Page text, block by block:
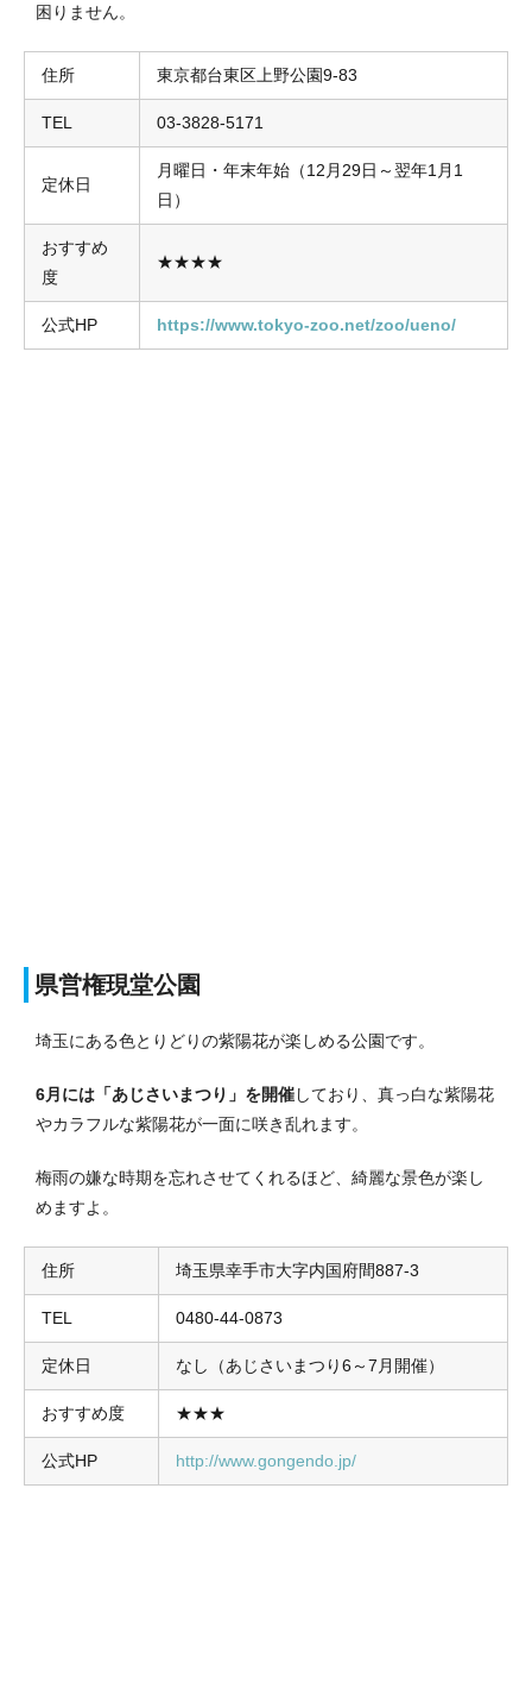
困りません。
住所 東京都台東区上野公園9-83
TEL 03-3828-5171
定休日
月曜日・年末年始（12月29日～翌年1月1
日）
おすすめ
度
★★★★
公式HP https://www.tokyo-zoo.net/zoo/ueno/
県営権現堂公園
埼玉にある色とりどりの紫陽花が楽しめる公園です。
6月には「あじさいまつり」を開催しており、真っ白な紫陽花
やカラフルな紫陽花が一面に咲き乱れます。
梅雨の嫌な時期を忘れさせてくれるほど、綺麗な景色が楽し
めますよ。
住所 埼玉県幸手市大字内国府間887-3
TEL 0480-44-0873
定休日 なし（あじさいまつり6～7月開催）
おすすめ度 ★★★
公式HP http://www.gongendo.jp/